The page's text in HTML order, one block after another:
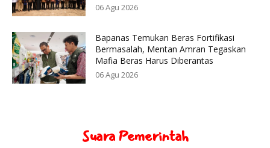
06 Agu 2026
Bapanas Temukan Beras Fortifikasi
Bermasalah, Mentan Amran Tegaskan
Mafia Beras Harus Diberantas
06 Agu 2026
Suara Pemerintah